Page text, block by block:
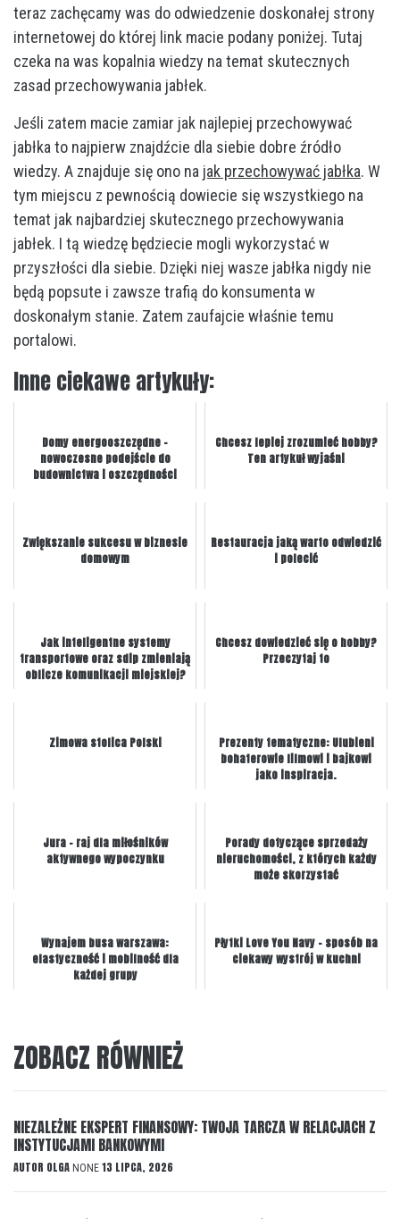
teraz zachęcamy was do odwiedzenie doskonałej strony
internetowej do której link macie podany poniżej. Tutaj
czeka na was kopalnia wiedzy na temat skutecznych
zasad przechowywania jabłek.
Jeśli zatem macie zamiar jak najlepiej przechowywać
jabłka to najpierw znajdźcie dla siebie dobre źródło
wiedzy. A znajduje się ono na jak przechowywać jabłka. W
tym miejscu z pewnością dowiecie się wszystkiego na
temat jak najbardziej skutecznego przechowywania
jabłek. I tą wiedzę będziecie mogli wykorzystać w
przyszłości dla siebie. Dzięki niej wasze jabłka nigdy nie
będą popsute i zawsze trafią do konsumenta w
doskonałym stanie. Zatem zaufajcie właśnie temu
portalowi.
Inne ciekawe artykuły:
Domy energooszczędne –
nowoczesne podejście do
budownictwa i oszczędności
Chcesz lepiej zrozumieć hobby?
Ten artykuł wyjaśni
Zwiększanie sukcesu w biznesie
domowym
Restauracja jaką warto odwiedzić
i polecić
Jak inteligentne systemy
transportowe oraz sdip zmieniają
oblicze komunikacji miejskiej?
Chcesz dowiedzieć się o hobby?
Przeczytaj to
Zimowa stolica Polski
Prezenty tematyczne: Ulubieni
bohaterowie filmowi i bajkowi
jako inspiracja.
Jura - raj dla miłośników
aktywnego wypoczynku
Porady dotyczące sprzedaży
nieruchomości, z których każdy
może skorzystać
Wynajem busa warszawa:
elastyczność i mobilność dla
każdej grupy
Płytki Love You Navy – sposób na
ciekawy wystrój w kuchni
ZOBACZ RÓWNIEŻ
NIEZALEŻNE EKSPERT FINANSOWY: TWOJA TARCZA W RELACJACH Z
INSTYTUCJAMI BANKOWYMI
AUTOR OLGA NONE 13 LIPCA, 2026